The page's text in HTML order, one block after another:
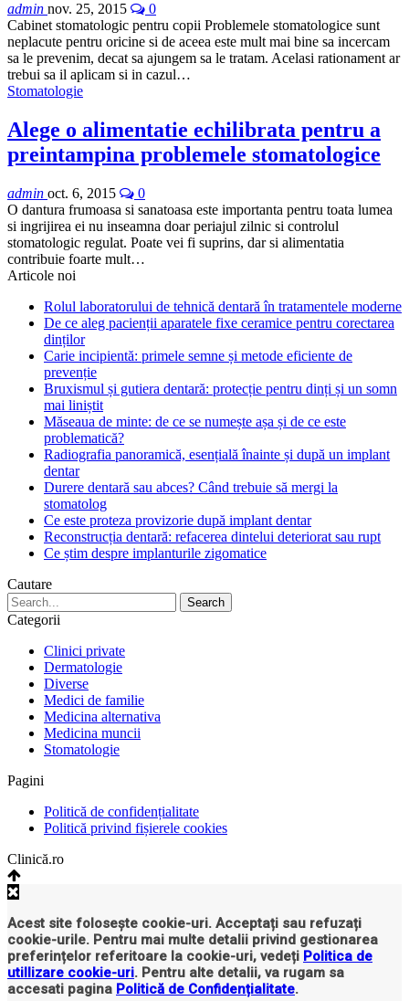
admin nov. 25, 2015
0
Cabinet stomatologic pentru copii Problemele stomatologice sunt
neplacute pentru oricine si de aceea este mult mai bine sa incercam
sa le prevenim, decat sa ajungem sa le tratam. Acelasi rationament ar
trebui sa il aplicam si in cazul…
Stomatologie
Alege o alimentatie echilibrata pentru a
preintampina problemele stomatologice
admin oct. 6, 2015
0
O dantura frumoasa si sanatoasa este importanta pentru toata lumea
si ingrijirea ei nu inseamna doar periajul zilnic si controlul
stomatologic regulat. Poate vei fi suprins, dar si alimentatia
contribuie foarte mult…
Articole noi
Rolul laboratorului de tehnică dentară în tratamentele moderne
De ce aleg pacienții aparatele fixe ceramice pentru corectarea
dinților
Carie incipientă: primele semne și metode eficiente de
prevenție
Bruxismul și gutiera dentară: protecție pentru dinți și un somn
mai liniștit
Măseaua de minte: de ce se numește așa și de ce este
problematică?
Radiografia panoramică, esențială înainte și după un implant
dentar
Durere dentară sau abces? Când trebuie să mergi la
stomatolog
Ce este proteza provizorie după implant dentar
Reconstrucția dentară: refacerea dintelui deteriorat sau rupt
Ce știm despre implanturile zigomatice
Cautare
Categorii
Clinici private
Dermatologie
Diverse
Medici de familie
Medicina alternativa
Medicina muncii
Stomatologie
Pagini
Politică de confidențialitate
Politică privind fișierele cookies
Clinică.ro
Acest site folosește cookie-uri. Acceptați sau refuzați
cookie-urile. Pentru mai multe detalii privind gestionarea
preferințelor referitoare la cookie-uri, vedeți Politica de
utillizare cookie-uri. Pentru alte detalii, va rugam sa
accesati pagina Politică de Confidențialitate.